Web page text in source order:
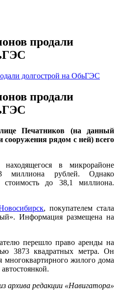
продали
продали
Печатников (на данный
сооружения рядом с ней) всего
находящегося в микрорайоне
миллиона рублей. Однако
стоимость до 38,1 миллиона.
, покупателем стала
Информация размещена на
перешло право аренды на
3873 квадратных метра. Он
многоквартирного жилого дома
архива редакции «Навигатора»